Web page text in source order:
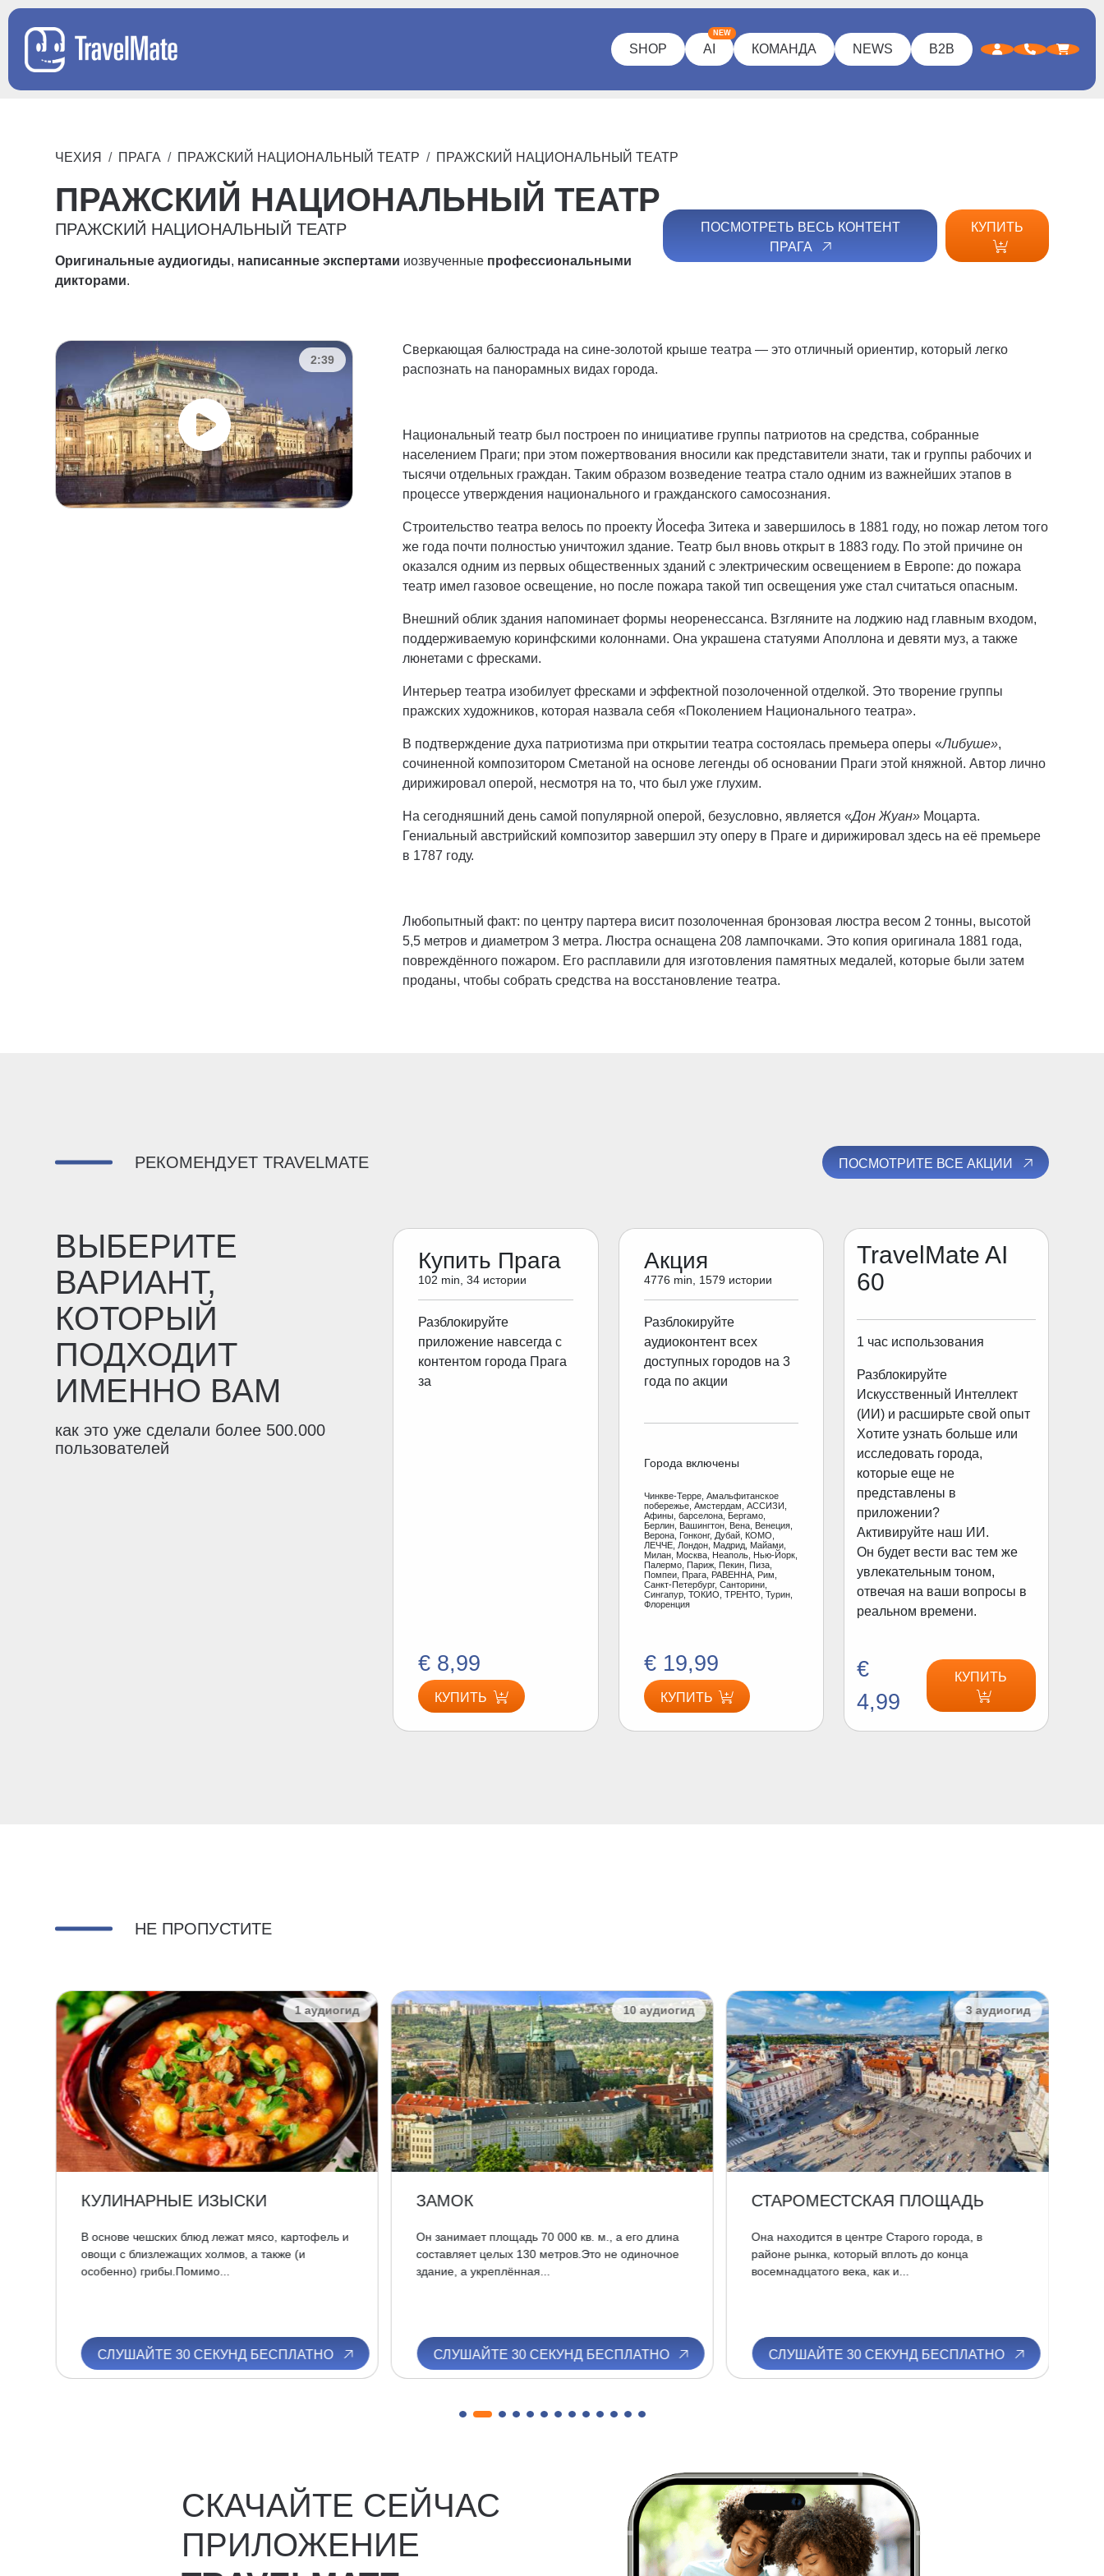
SHOP AI
NEW
КОМАНДА NEWS B2B
ЧЕХИЯ ПРАГА ПРАЖСКИЙ НАЦИОНАЛЬНЫЙ ТЕАТР ПРАЖСКИЙ НАЦИОНАЛЬНЫЙ ТЕАТР
ПРАЖСКИЙ НАЦИОНАЛЬНЫЙ ТЕАТР
ПРАЖСКИЙ НАЦИОНАЛЬНЫЙ ТЕАТР
Оригинальные аудиогиды, написанные экспертами иозвученные профессиональными
дикторами.
ПОСМОТРЕТЬ ВЕСЬ КОНТЕНТ
ПРАГА
КУПИТЬ
2:39
Сверкающая балюстрада на сине-золотой крыше театра — это отличный ориентир, который легко
распознать на панорамных видах города.
Национальный театр был построен по инициативе группы патриотов на средства, собранные
населением Праги; при этом пожертвования вносили как представители знати, так и группы рабочих и
тысячи отдельных граждан. Таким образом возведение театра стало одним из важнейших этапов в
процессе утверждения национального и гражданского самосознания.
Строительство театра велось по проекту Йoсефа Зитека и завершилось в 1881 году, но пожар летом того
же года почти полностью уничтожил здание. Театр был вновь открыт в 1883 году. По этой причине он
оказался одним из первых общественных зданий с электрическим освещением в Европе: до пожара
театр имел газовое освещение, но после пожара такой тип освещения уже стал считаться опасным.
Внешний облик здания напоминает формы неоренессанса. Взгляните на лоджию над главным входом,
поддерживаемую коринфскими колоннами. Она украшена статуями Аполлона и девяти муз, а также
люнетами с фресками.
Интерьер театра изобилует фресками и эффектной позолоченной отделкой. Это творение группы
пражских художников, которая назвала себя «Поколением Национального театра».
В подтверждение духа патриотизма при открытии театра состоялась премьера оперы «Либуше»,
сочиненной композитором Смeтаной на основе легенды об основании Праги этой княжной. Автор лично
дирижировал оперой, несмотря на то, что был уже глухим.
На сегодняшний день самой популярной оперой, безусловно, является «Дон Жуан» Моцарта.
Гениальный австрийский композитор завершил эту оперу в Праге и дирижировал здесь на её премьере
в 1787 году.
Любопытный факт: по центру партера висит позолоченная бронзовая люстра весом 2 тонны, высотой
5,5 метров и диаметром 3 метра. Люстра оснащена 208 лампочками. Это копия оригинала 1881 года,
повреждённого пожаром. Его расплавили для изготовления памятных медалей, которые были затем
проданы, чтобы собрать средства на восстановление театра.
РЕКОМЕНДУЕТ TRAVELMATE ПОСМОТРИТЕ ВСЕ АКЦИИ
ВЫБЕРИТЕ
ВАРИАНТ,
КОТОРЫЙ
ПОДХОДИТ
ИМЕННО ВАМ
как это уже сделали более 500.000
пользователей
Купить Прага
102 min, 34 истории
Разблокируйте
приложение навсегда с
контентом города Прага
за
€ 8,99
КУПИТЬ
Акция
4776 min, 1579 истории
Разблокируйте
аудиоконтент всех
доступных городов на 3
года по акции
Города включены
Чинкве-Терре, Амальфитанское
побережье, Амстердам, АССИЗИ,
Афины, барселона, Бергамо,
Берлин, Вашингтон, Вена, Венеция,
Верона, Гонконг, Дубай, КОМО,
ЛЕЧЧЕ, Лондон, Мадрид, Майами,
Милан, Москва, Неаполь, Нью-Йорк,
Палермо, Париж, Пекин, Пиза,
Помпеи, Прага, РАВЕННА, Рим,
Санкт-Петербург, Санторини,
Сингапур, ТОКИО, ТРЕНТО, Турин,
Флоренция
€ 19,99
КУПИТЬ
TravelMate AI
60
1 час использования
Разблокируйте
Искусственный Интеллект
(ИИ) и расширьте свой опыт
Хотите узнать больше или
исследовать города,
которые еще не
представлены в
приложении?
Активируйте наш ИИ.
Он будет вести вас тем же
увлекательным тоном,
отвечая на ваши вопросы в
реальном времени.
€
4,99
КУПИТЬ
НЕ ПРОПУСТИТЕ
1 аудиогид
КУЛИНАРНЫЕ ИЗЫСКИ
В основе чешских блюд лежат мясо, картофель и
овощи с близлежащих холмов, а также (и
особенно) грибы.Помимо...
СЛУШАЙТЕ 30 СЕКУНД БЕСПЛАТНО
10 аудиогид
ЗАМОК
Он занимает площадь 70 000 кв. м., а его длина
составляет целых 130 метров.Это не одиночное
здание, а укреплённая...
СЛУШАЙТЕ 30 СЕКУНД БЕСПЛАТНО
3 аудиогид
СТАРОМЕСТСКАЯ ПЛОЩАДЬ
Она находится в центре Старого города, в
районе рынка, который вплоть до конца
восемнадцатого века, как и...
СЛУШАЙТЕ 30 СЕКУНД БЕСПЛАТНО
СКАЧАЙТЕ СЕЙЧАС
ПРИЛОЖЕНИЕ